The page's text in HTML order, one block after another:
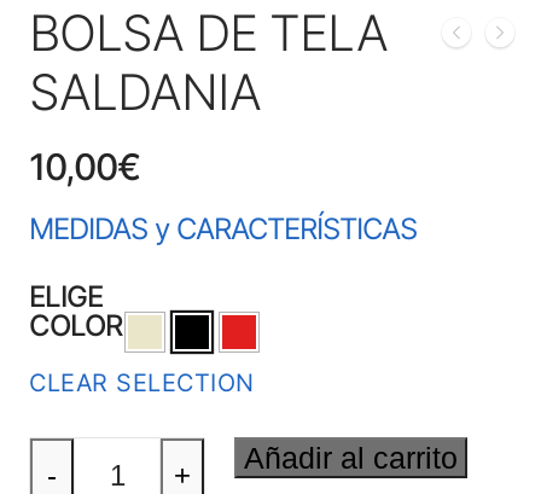
BOLSA DE TELA
SALDANIA
10,00€
MEDIDAS y CARACTERÍSTICAS
ELIGE
COLOR
CLEAR SELECTION
BOLSA
DE
- +
Añadir al carrito